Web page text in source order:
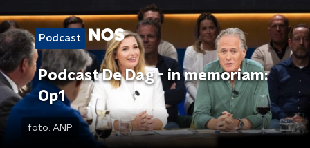
Podcast
Podcast De Dag - in memoriam:
Op1
foto: ANP